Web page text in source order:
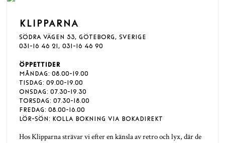
KLIPPARNA
SÖDRA VÄGEN 53, GÖTEBORG, SVERIGE
031-16 46 21, 031-16 46 90
ÖPPETTIDER
MÅNDAG: 08.00-19.00
TISDAG: 09.00-19.00
ONSDAG: 07.30-19.30
TORSDAG: 07.30-18.00
FREDAG: 08.00-16.00
LÖR-SÖN: KOLLA BOKNING VIA BOKADIREKT
Hos Klipparna strävar vi efter en känsla av retro och lyx, där de